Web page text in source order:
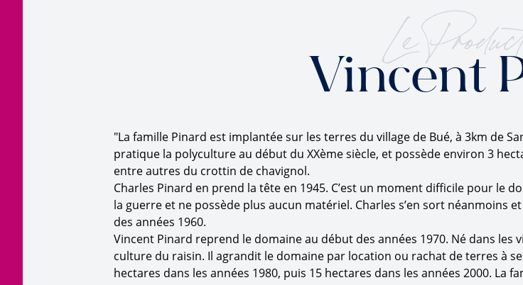
Le
Vincent
"La famille Pinard est implantée sur les terres du village de Bué, à 3km de
pratique la polyculture au début du XXème siècle, et possède environ 3
entre autres du crottin de chavignol.
Charles Pinard en prend la tête en 1945. C’est un moment difficile pour le
la guerre et ne possède plus aucun matériel. Charles s’en sort néanmoins
des années 1960.
Vincent Pinard reprend le domaine au début des années 1970. Né dans les
culture du raisin. Il agrandit le domaine par location ou rachat de terres à
hectares dans les années 1980, puis 15 hectares dans les années 2000. La